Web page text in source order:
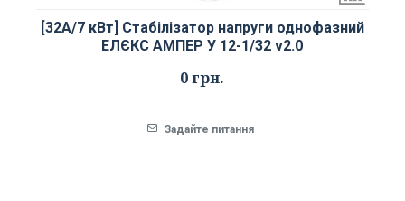
[32А/7 кВт] Стабілізатор напруги однофазний
ЕЛЄКС АМПЕР У 12-1/32 v2.0
0 грн.
Задайте питання